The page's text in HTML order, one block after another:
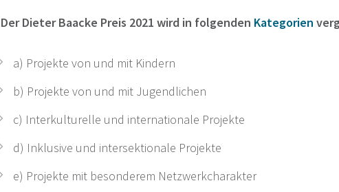
Der Dieter Baacke Preis 2021 wird in folgenden Kategorien
a) Projekte von und mit Kindern
b) Projekte von und mit Jugendlichen
c) Interkulturelle und internationale Projekte
d) Inklusive und intersektionale Projekte
e) Projekte mit besonderem Netzwerkcharakter